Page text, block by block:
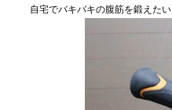
自宅でバキバキの腹筋を鍛えたい